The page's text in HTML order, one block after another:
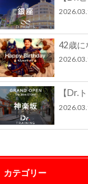
42歳に
【Dr.
カテゴリー